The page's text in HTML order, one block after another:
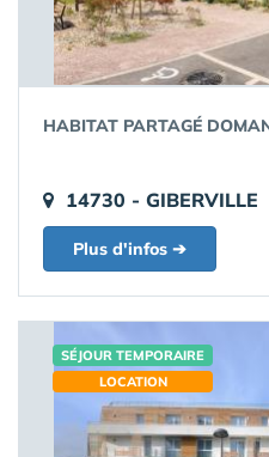
HABITAT PARTAGÉ
14730 - GIBERVILLE
Plus d'infos ➔
SÉJOUR TEMPORAIRE
LOCATION